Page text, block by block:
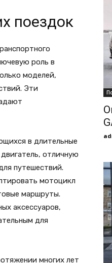
поездок
роль в
моделей,
Эти
в длительные
отличную
путешествий.
мотоцикл
маршруты.
аксессуаров,
для
многих лет